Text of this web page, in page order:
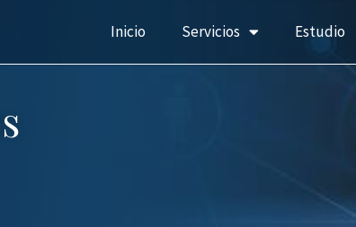
Inicio Servicios Estudio